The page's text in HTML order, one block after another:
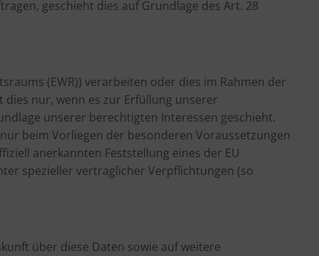
geschieht dies auf Grundlage des Art. 28
(EWR)) verarbeiten oder dies im Rahmen der
nur, wenn es zur Erfüllung unserer
unserer berechtigten Interessen geschieht.
beim Vorliegen der besonderen Voraussetzungen
anerkannten Feststellung eines der EU
spezieller vertraglicher Verpflichtungen (so
über diese Daten sowie auf weitere